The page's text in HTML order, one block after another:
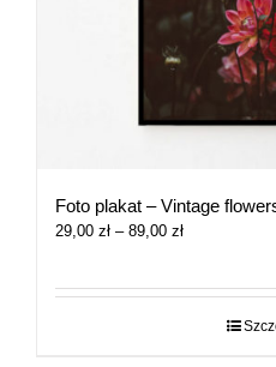
Foto plakat – Vintage
29,00 zł – 89,00 złZakres
29,00 zł